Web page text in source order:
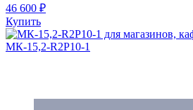
46 600 ₽
Купить
МК-15,2-R2P10-1